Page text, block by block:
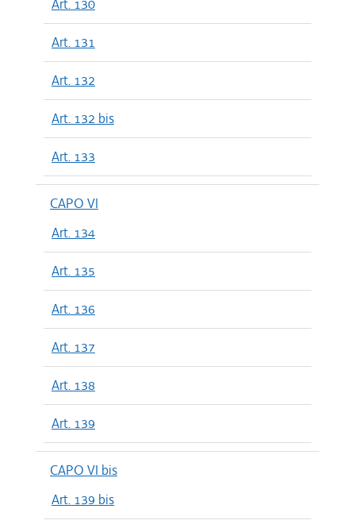
Art. 130
Art. 131
Art. 132
Art. 132 bis
Art. 133
CAPO VI
Art. 134
Art. 135
Art. 136
Art. 137
Art. 138
Art. 139
CAPO VI bis
Art. 139 bis